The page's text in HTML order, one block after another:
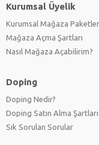
Kurumsal Üyelik
Kurumsal Mağaza
Mağaza Açma Şartları
Nasıl Mağaza Açabilirim?
Doping
Doping Nedir?
Doping Satın Alma Şartları
Sık Sorulan Sorular